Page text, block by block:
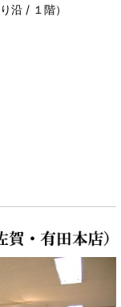
沿 / １階）